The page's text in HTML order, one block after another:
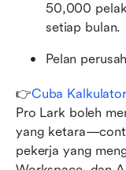
50,000
setiap bulan.
Pelan
👉Cuba
Pro Lark boleh
yang
pekerja yang